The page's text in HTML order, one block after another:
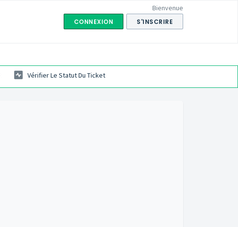
Bienvenue
CONNEXION S'INSCRIRE
Vérifier Le Statut Du Ticket